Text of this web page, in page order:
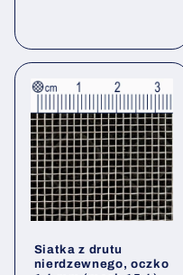
Siatka z drutu
nierdzewnego, oczko